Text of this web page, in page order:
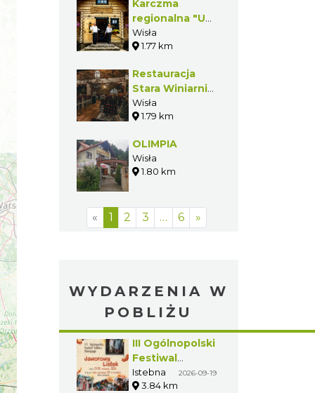
Karczma
regionalna "U
Karola"
Wisła
1.77 km
Restauracja
Stara Winiarnia
| Food & Wine
Wisła
1.79 km
OLIMPIA
Wisła
1.80 km
« 1 2 3 … 6 »
WYDARZENIA W
POBLIŻU
III Ogólnopolski
Festiwal
Folkloru
Dziecięcego „
Istebna 2026-09-19
3.84 km